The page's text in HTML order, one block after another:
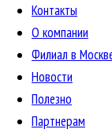
Контакты
О компании
Филиал в
Новости
Полезно
Партнерам